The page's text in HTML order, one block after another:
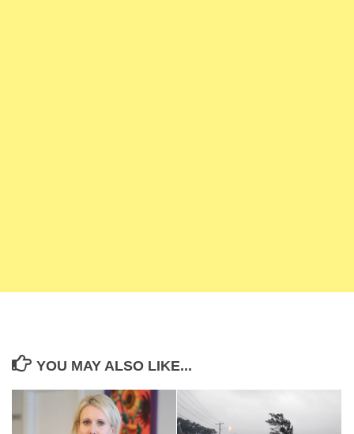
YOU MAY ALSO LIKE...